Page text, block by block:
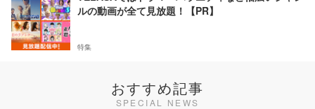
ルの動画が全て見放題！【PR】
特集
おすすめ記事
SPECIAL NEWS